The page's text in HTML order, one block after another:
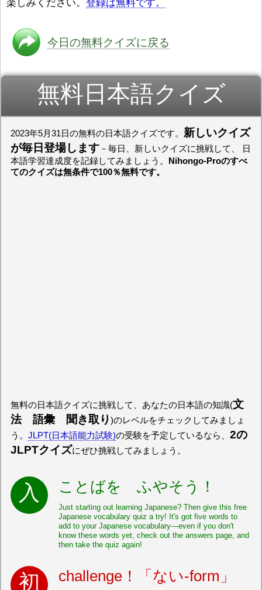
v=psCoMkMOQlY[/color]
く）したくて、
と）、就職（し
してみたいです
（いま）は全力
でお金（かね
いますwww。
[quote] すごいす
うございまし
楽しみください。 登録は無料です。
今日の無料クイズに戻る
無料日本語クイズ
2023年5月31日の無料の日本語クイズです。 新しいクイズ
が毎日登場します －毎日、新しいクイズに挑戦して、 日
本語学習達成度を記録してみましょう。 Nihongo-Proのすべ
てのクイズは無条件で100％無料です。
無料の日本語クイズに挑戦して、あなたの日本語の知識(文
法 語彙 聞き取り )のレベルをチェックしてみましょ
う。 JLPT(日本語能力試験)の受験を予定しているなら、 2の
JLPTクイズにぜひ挑戦してみましょう。
ことばを ふやそう！
Just starting out learning Japanese? Then give this free
Japanese vocabulary quiz a try! It's got five words to
add to your Japanese vocabulary—even if you don't
know these words yet, check out the answers page, and
then take the quiz again!
challenge！「ない-form」